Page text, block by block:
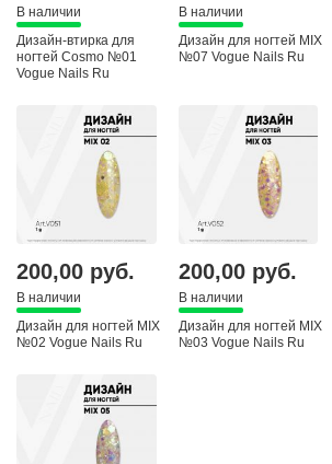
В наличии
Дизайн-втирка для
ногтей Cosmo №01
Vogue Nails Ru
В наличии
Дизайн для ногтей MIX
№07 Vogue Nails Ru
200,00 руб.
В наличии
Дизайн для ногтей MIX
№02 Vogue Nails Ru
200,00 руб.
В наличии
Дизайн для ногтей MIX
№03 Vogue Nails Ru